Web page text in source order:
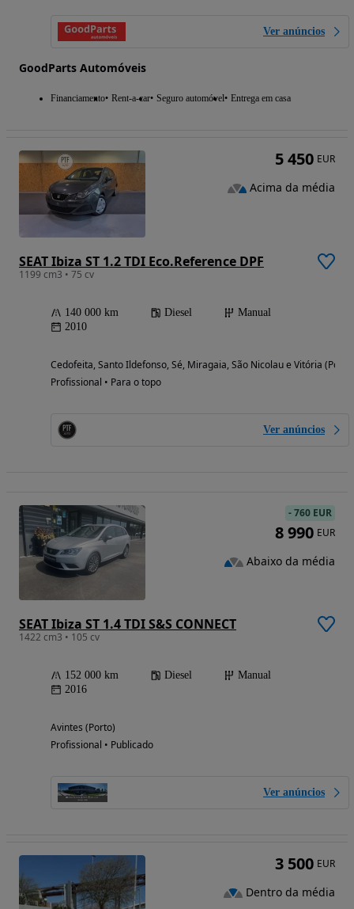
Ver anúncios
GoodParts Automóveis
Financiamento Rent-a-car Seguro automóvel Entrega em casa
SEAT Ibiza ST 1.2 TDI Eco.Reference DPF
1199 cm3 • 75 cv
140 000 km Diesel
Manual
2010
Cedofeita, Santo Ildefonso, Sé, Miragaia, São Nicolau e Vitória (Porto)
Profissional • Para o topo
Ver anúncios
5 450 EUR
Acima da média
SEAT Ibiza ST 1.4 TDI S&S CONNECT
1422 cm3 • 105 cv
152 000 km Diesel
Manual
2016
Avintes (Porto)
Profissional • Publicado
Ver anúncios
-760 EUR
8 990 EUR
Abaixo da média
3 500 EUR
Dentro da média